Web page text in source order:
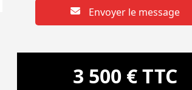
Envoyer le message
3 500 € TTC